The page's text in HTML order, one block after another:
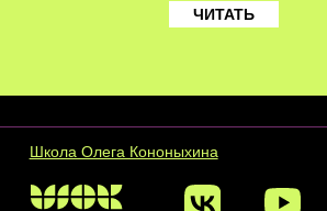
ЧИТАТЬ